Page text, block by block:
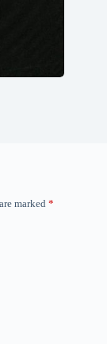
marked *